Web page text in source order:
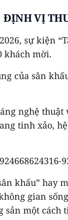
ĐỊNH VỊ
sự kiện
khách mời.
của sân
nghệ
tinh xảo,
khấu”
gian
một